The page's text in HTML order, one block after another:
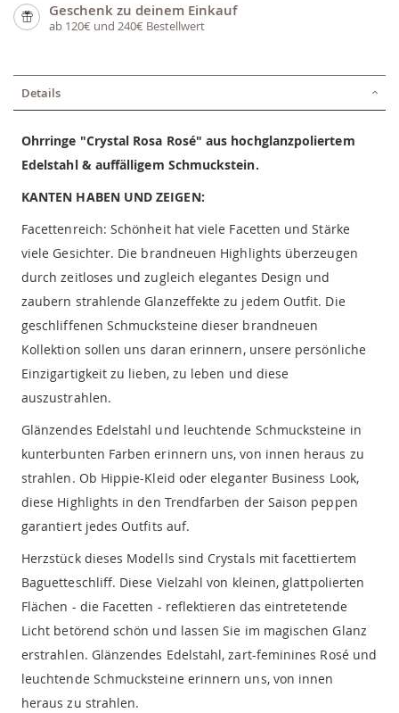
Geschenk zu deinem Einkauf
ab 120€ und 240€ Bestellwert
Details
Ohrringe "Crystal Rosa Rosé" aus hochglanzpoliertem
Edelstahl & auffälligem Schmuckstein.
KANTEN HABEN UND ZEIGEN:
Facettenreich: Schönheit hat viele Facetten und Stärke
viele Gesichter. Die brandneuen Highlights überzeugen
durch zeitloses und zugleich elegantes Design und
zaubern strahlende Glanzeffekte zu jedem Outfit. Die
geschliffenen Schmucksteine dieser brandneuen
Kollektion sollen uns daran erinnern, unsere persönliche
Einzigartigkeit zu lieben, zu leben und diese
auszustrahlen.
Glänzendes Edelstahl und leuchtende Schmucksteine in
kunterbunten Farben erinnern uns, von innen heraus zu
strahlen. Ob Hippie-Kleid oder eleganter Business Look,
diese Highlights in den Trendfarben der Saison peppen
garantiert jedes Outfits auf.
Herzstück dieses Modells sind Crystals mit facettiertem
Baguetteschliff. Diese Vielzahl von kleinen, glattpolierten
Flächen - die Facetten - reflektieren das eintretetende
Licht betörend schön und lassen Sie im magischen Glanz
erstrahlen. Glänzendes Edelstahl, zart-feminines Rosé und
leuchtende Schmucksteine erinnern uns, von innen
heraus zu strahlen.